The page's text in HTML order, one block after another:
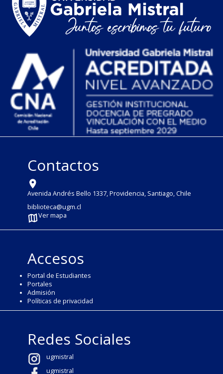
Contactos
Avenida Andrés Bello 1337, Providencia, Santiago, Chile
biblioteca@ugm.cl
Ver mapa
Accesos
Portal de Estudiantes
Portales
Admisión
Políticas de privacidad
Redes Sociales
ugmistral
ugmistral